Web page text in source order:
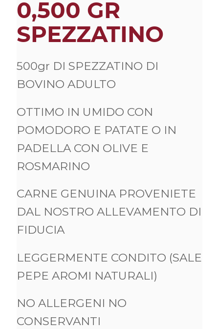
0,500 GR
SPEZZATINO
500gr DI SPEZZATINO DI
BOVINO ADULTO
OTTIMO IN UMIDO CON
POMODORO E PATATE O IN
PADELLA CON OLIVE E
ROSMARINO
CARNE GENUINA PROVENIETE
DAL NOSTRO ALLEVAMENTO DI
FIDUCIA
LEGGERMENTE CONDITO (SALE
PEPE AROMI NATURALI)
NO ALLERGENI NO
CONSERVANTI